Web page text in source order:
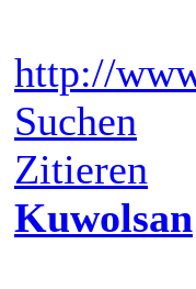
http://
Suchen
Zitieren
Kuwolsan